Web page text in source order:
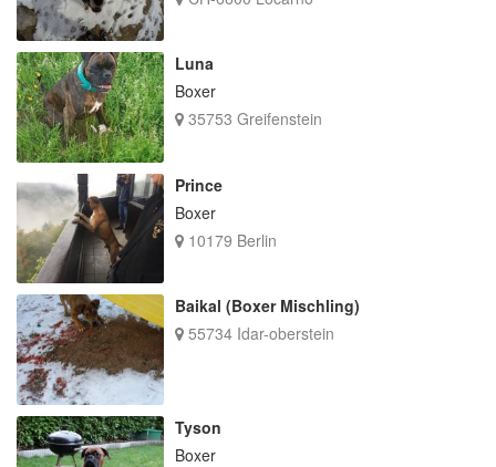
Luna
Boxer
35753 Greifenstein
Prince
Boxer
10179 Berlin
Baikal (Boxer Mischling)
55734 Idar-oberstein
Tyson
Boxer